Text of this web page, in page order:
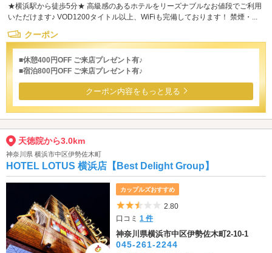
★横浜駅から徒歩5分★ 高級感のあるホテルをリーズナブルなお値段でご利用
いただけます♪ VOD1200タイトル以上、WiFiも完備しております！ 禁煙・...
クーポン
■休憩400円OFF ご来店プレゼント有♪
■宿泊800円OFF ご来店プレゼント有♪
クーポン内容をもっと見る
天徳院から3.0km
神奈川県 横浜市中区伊勢佐木町
HOTEL LOTUS 横浜店【Best Delight Group】
カップルズおすすめ
5つ星のうち2.5
2.80
口コミ1 件
神奈川県横浜市中区伊勢佐木町2-10-1
045-261-2244